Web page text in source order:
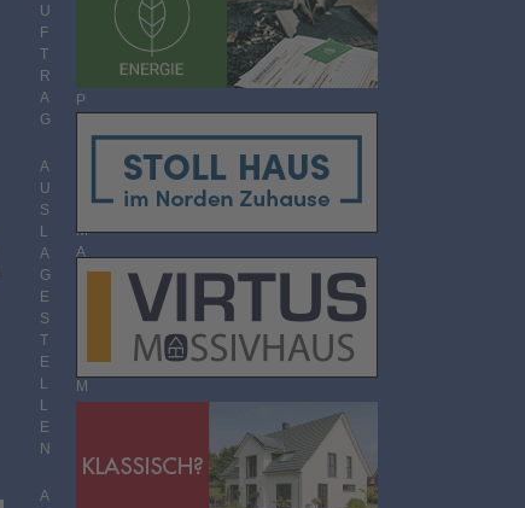
U
F
T
R
A
G
A
U
S
L
A
G
E
S
T
E
L
L
E
N
A
P
M
A
M
B